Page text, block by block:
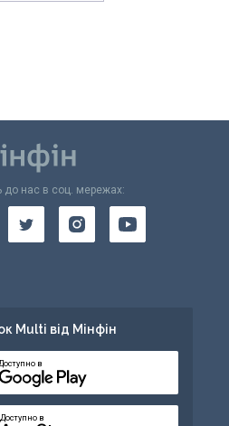
до нас в соц. мережах:
Multi від Мінфін
Доступно в
Доступно в